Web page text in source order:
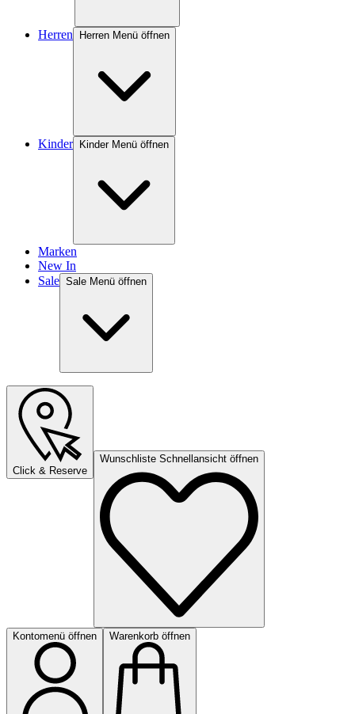
Herren Herren Menü öffnen
Kinder Kinder Menü öffnen
Marken
New In
Sale Sale Menü öffnen
Click & Reserve
Wunschliste Schnellansicht öffnen
Kontomenü öffnen Warenkorb öffnen